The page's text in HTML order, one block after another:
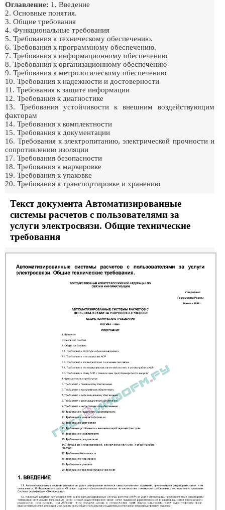
Оглавление: 1. Введение
2. Основные понятия.
3. Общие требования
4. Функциональные требования
5. Требования к техническому обеспечению.
6. Требования к программному обеспечению.
7. Требования к информационному обеспечению
8. Требования к организационному обеспечению
9. Требования к метрологическому обеспечению
10. Требования к надежности и достоверности
11. Требования к защите информации
12. Требования к диагностике
13. Требования устойчивости к внешним воздействующим
факторам
14. Требования к комплектности
15. Требования к документации
16. Требования к электропитанию, электрической прочности и
сопротивлению изоляции
17. Требования безопасности
18. Требования к маркировке
19. Требования к упаковке
20. Требования к транспортировке и хранению
Текст документа Автоматизированные
системы расчетов с пользователями за
услуги электросвязи. Общие технические
требования